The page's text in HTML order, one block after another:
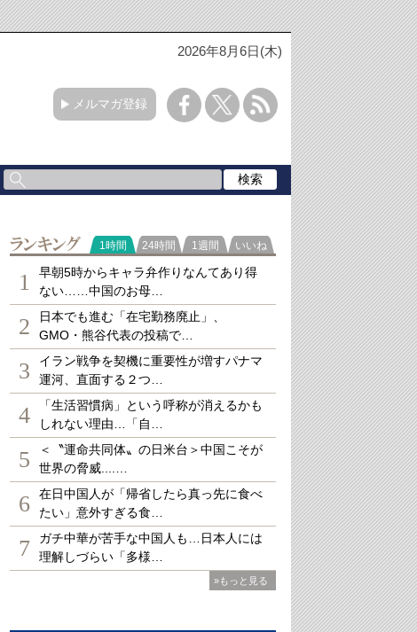
2026年8月6日(木)
メルマガ登録
ランキング
1時間 24時間 1週間 いいね
1
早朝5時からキャラ弁作りなんてあり得
ない……中国のお母…
2
日本でも進む「在宅勤務廃止」、
GMO・熊谷代表の投稿で…
3
イラン戦争を契機に重要性が増すパナマ
運河、直面する２つ…
4
「生活習慣病」という呼称が消えるかも
しれない理由…「自…
5
＜〝運命共同体〟の日米台＞中国こそが
世界の脅威....…
6
在日中国人が「帰省したら真っ先に食べ
たい」意外すぎる食…
7
ガチ中華が苦手な中国人も…日本人には
理解しづらい「多様…
»もっと見る